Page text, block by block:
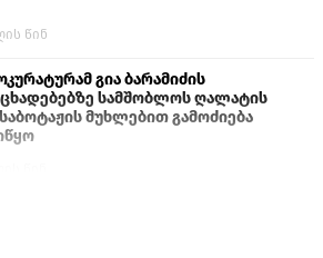
წინ
გია ბარამიძის
სამშობლოს ღალატის
მუხლებით გამოძიება